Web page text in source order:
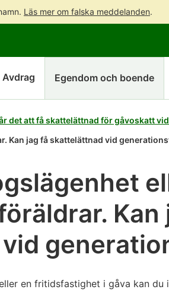
Läs mer om falska meddelanden.
till
innehållet
hela
webbplatsens
Avdrag Egendom och boende
det att få skattelättnad för gåvoskatt
Kan jag få skattelättnad vid
Kan
en fritidsfastighet i gåva kan